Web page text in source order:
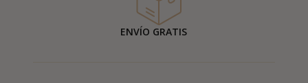
ENVÍO GRATIS